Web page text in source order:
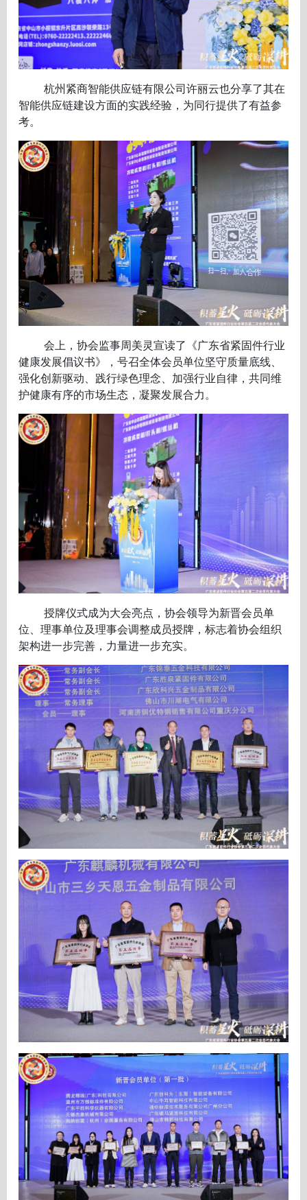
杭州紧商智能供应链有限公司许丽云也分享了其在
智能供应链建设方面的实践经验，为同行提供了有益参
考。
会上，协会监事周美灵宣读了《广东省紧固件行业
健康发展倡议书》，号召全体会员单位坚守质量底线、
强化创新驱动、践行绿色理念、加强行业自律，共同维
护健康有序的市场生态，凝聚发展合力。
授牌仪式成为大会亮点，协会领导为新晋会员单
位、理事单位及理事会调整成员授牌，标志着协会组织
架构进一步完善，力量进一步充实。